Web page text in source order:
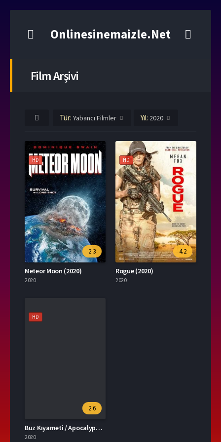
Onlinesinemaizle.Net
Film Arşivi
Tür: Yabancı Filmler Yıl: 2020
HD
2.3
Meteor Moon (2020)
2020
HD
4.2
Rogue (2020)
2020
HD
2.6
Buz Kıyameti / Apocalypse of Ice (2020)
2020